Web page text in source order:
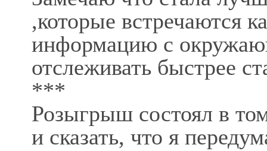
,которые встречаются
информацию с
отслеживать быстрее
***
Розыгрыш состоял в
и сказать, что я